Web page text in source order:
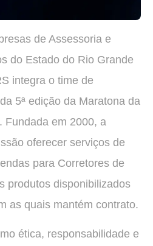
de Assessoria e
do Estado do Rio Grande
integra o time de
5ª edição da Maratona da
Fundada em 2000, a
oferecer serviços de
para Corretores de
produtos disponibilizados
as quais mantém contrato.
ética, responsabilidade e